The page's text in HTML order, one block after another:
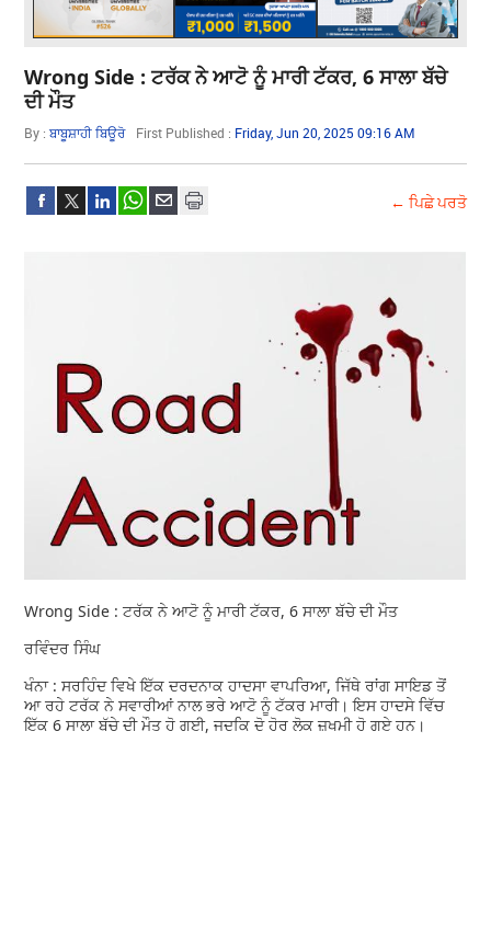
Wrong Side : ਟਰੱਕ ਨੇ ਆਟੋ ਨੂੰ ਮਾਰੀ ਟੱਕਰ, 6 ਸਾਲਾ ਬੱਚੇ
ਦੀ ਮੌਤ
By :ਬਾਬੂਸ਼ਾਹੀ ਬਿਊਰੋ First Published : Friday, Jun 20, 2025 09:16 AM
← ਪਿਛੇ ਪਰਤੋ
Wrong Side : ਟਰੱਕ ਨੇ ਆਟੋ ਨੂੰ ਮਾਰੀ ਟੱਕਰ, 6 ਸਾਲਾ ਬੱਚੇ ਦੀ ਮੌਤ
ਰਵਿੰਦਰ ਸਿੰਘ
ਖੰਨਾ : ਸਰਹਿੰਦ ਵਿਖੇ ਇੱਕ ਦਰਦਨਾਕ ਹਾਦਸਾ ਵਾਪਰਿਆ, ਜਿੱਥੇ ਰਾਂਗ ਸਾਇਡ ਤੋਂ
ਆ ਰਹੇ ਟਰੱਕ ਨੇ ਸਵਾਰੀਆਂ ਨਾਲ ਭਰੇ ਆਟੋ ਨੂੰ ਟੱਕਰ ਮਾਰੀ। ਇਸ ਹਾਦਸੇ ਵਿੱਚ
ਇੱਕ 6 ਸਾਲਾ ਬੱਚੇ ਦੀ ਮੌਤ ਹੋ ਗਈ, ਜਦਕਿ ਦੋ ਹੋਰ ਲੋਕ ਜ਼ਖਮੀ ਹੋ ਗਏ ਹਨ।